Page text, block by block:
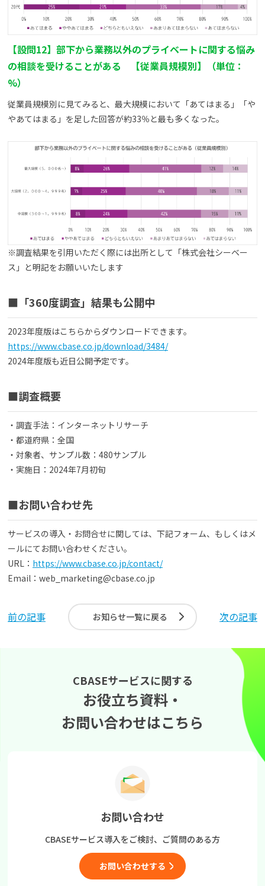
【設問12】部下から業務以外のプライベートに関する悩み
の相談を受けることがある 【従業員規模別】（単位：
%）
従業員規模別に見てみると、最大規模において「あてはまる」「や
やあてはまる」を足した回答が約33％と最も多くなった。
※調査結果を引用いただく際には出所として「株式会社シーベー
ス」と明記をお願いいたします
■「360度調査」結果も公開中
2023年度版はこちらからダウンロードできます。
https://www.cbase.co.jp/download/3484/
2024年度版も近日公開予定です。
■調査概要
・調査手法：インターネットリサーチ
・都道府県：全国
・対象者、サンプル数：480サンプル
・実施日：2024年7月初旬
■お問い合わせ先
サービスの導入・お問合せに関しては、下記フォーム、もしくはメ
ールにてお問い合わせください。
URL： https://www.cbase.co.jp/contact/
Email：web_marketing@cbase.co.jp
前の記事 お知らせ一覧に戻る 次の記事
CBASEサービスに関する
お役立ち資料・
お問い合わせはこちら
お問い合わせ
CBASEサービス導入をご検討、 ご質問のある方
お問い合わせする